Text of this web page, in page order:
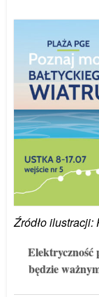
Źródło ilustracji:
Elektryczność
będzie